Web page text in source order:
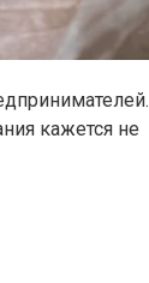
кажется не